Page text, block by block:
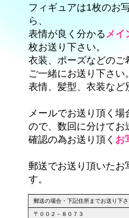
フィギュアは1枚のお
ら、
表情が良く分かる メイ
枚お送り下さい。
衣装、ポーズなどの
ご一緒にお送り下さい。
表情、髪型、衣装な
メールでお送り頂く
ので、数回に分けてお
確認の為お送り頂く お
郵送でお送り頂いた
す。
郵送の場合・下記住所までお送り下
〒００２－８０７３